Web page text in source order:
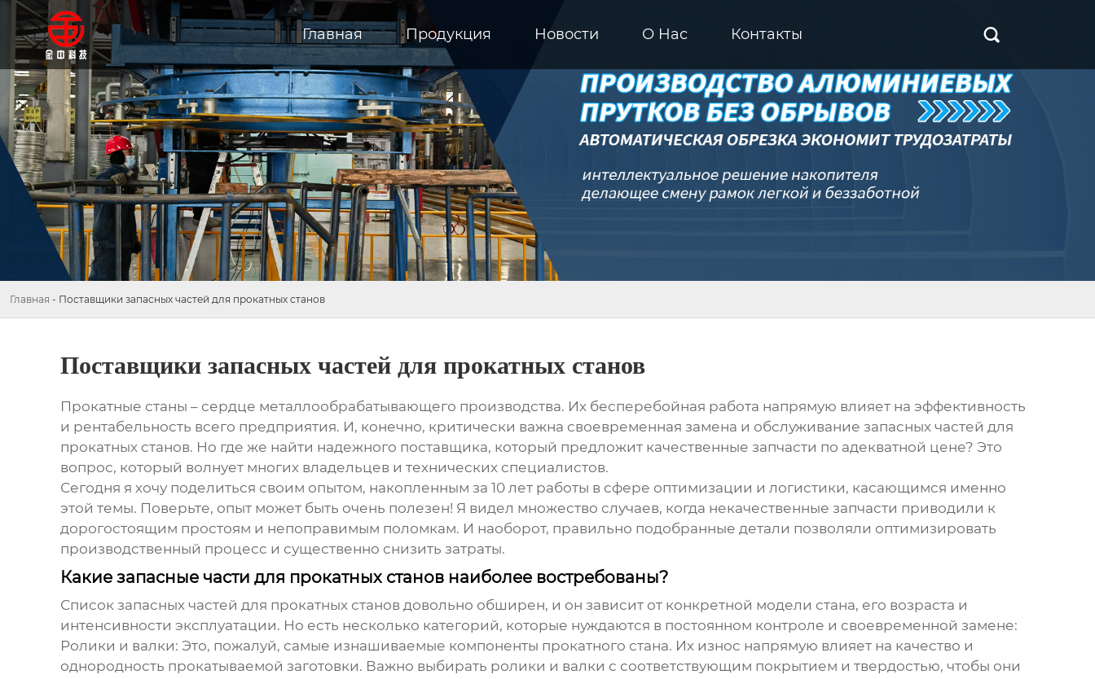
Главная Продукция Новости О Hас Контакты 
Главная - Поставщики запасных частей для прокатных станов
Поставщики запасных частей для прокатных станов
Прокатные станы – сердце металлообрабатывающего производства. Их бесперебойная работа напрямую влияет на эффективность
и рентабельность всего предприятия. И, конечно, критически важна своевременная замена и обслуживание запасных частей для
прокатных станов. Но где же найти надежного поставщика, который предложит качественные запчасти по адекватной цене? Это
вопрос, который волнует многих владельцев и технических специалистов.
Сегодня я хочу поделиться своим опытом, накопленным за 10 лет работы в сфере оптимизации и логистики, касающимся именно
этой темы. Поверьте, опыт может быть очень полезен! Я видел множество случаев, когда некачественные запчасти приводили к
дорогостоящим простоям и непоправимым поломкам. И наоборот, правильно подобранные детали позволяли оптимизировать
производственный процесс и существенно снизить затраты.
Какие запасные части для прокатных станов наиболее востребованы?
Список запасных частей для прокатных становдовольно обширен, и он зависит от конкретной модели стана, его возраста и
интенсивности эксплуатации. Но есть несколько категорий, которые нуждаются в постоянном контроле и своевременной замене:
Ролики и валки: Это, пожалуй, самые изнашиваемые компоненты прокатного стана. Их износ напрямую влияет на качество и
однородность прокатываемой заготовки. Важно выбирать ролики и валки с соответствующим покрытием и твердостью, чтобы они